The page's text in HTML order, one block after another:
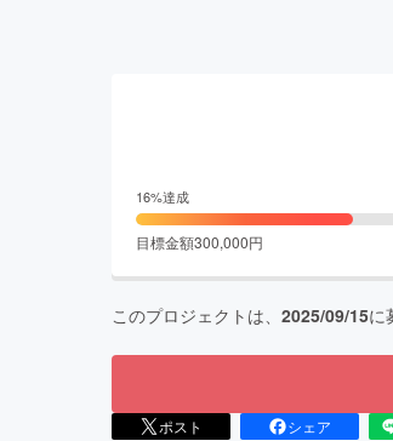
16%達成
目標金額300,000円
このプロジェクトは、 2025/09/15に
ポスト シェア